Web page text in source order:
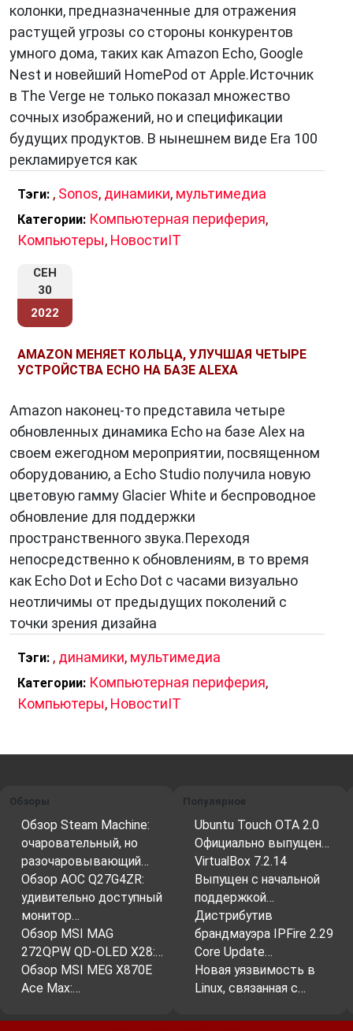
колонки, предназначенные для отражения
растущей угрозы со стороны конкурентов
умного дома, таких как Amazon Echo, Google
Nest и новейший HomePod от Apple.Источник
в The Verge не только показал множество
сочных изображений, но и спецификации
будущих продуктов. В нынешнем виде Era 100
рекламируется как
Тэги: , Sonos, динамики, мультимедиа
Категории: Компьютерная периферия,
Компьютеры, НовостиIT
СЕН
30
2022
AMAZON МЕНЯЕТ КОЛЬЦА, УЛУЧШАЯ ЧЕТЫРЕ
УСТРОЙСТВА ECHO НА БАЗЕ ALEXA
Amazon наконец-то представила четыре
обновленных динамика Echo на базе Alex на
своем ежегодном мероприятии, посвященном
оборудованию, а Echo Studio получила новую
цветовую гамму Glacier White и беспроводное
обновление для поддержки
пространственного звука.Переходя
непосредственно к обновлениям, в то время
как Echo Dot и Echo Dot с часами визуально
неотличимы от предыдущих поколений с
точки зрения дизайна
Тэги: , динамики, мультимедиа
Категории: Компьютерная периферия,
Компьютеры, НовостиIT
Обзоры
Обзор Steam Machine:
очаровательный, но
разочаровывающий…
Обзор AOC Q27G4ZR:
удивительно доступный
монитор…
Обзор MSI MAG
272QPW QD-OLED X28:…
Обзор MSI MEG X870E
Ace Max:…
Популярное
Ubuntu Touch OTA 2.0
Официально выпущен…
VirtualBox 7.2.14
Выпущен с начальной
поддержкой…
Дистрибутив
брандмауэра IPFire 2.29
Core Update…
Новая уязвимость в
Linux, связанная с…